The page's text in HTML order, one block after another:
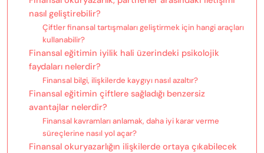
nasıl geliştirebilir?
Çiftler finansal tartışmaları geliştirmek için hangi araçları
kullanabilir?
Finansal eğitimin iyilik hali üzerindeki psikolojik
faydaları nelerdir?
Finansal bilgi, ilişkilerde kaygıyı nasıl azaltır?
Finansal eğitimin çiftlere sağladığı benzersiz
avantajlar nelerdir?
Finansal kavramları anlamak, daha iyi karar verme
süreçlerine nasıl yol açar?
Finansal okuryazarlığın ilişkilerde ortaya çıkabilecek